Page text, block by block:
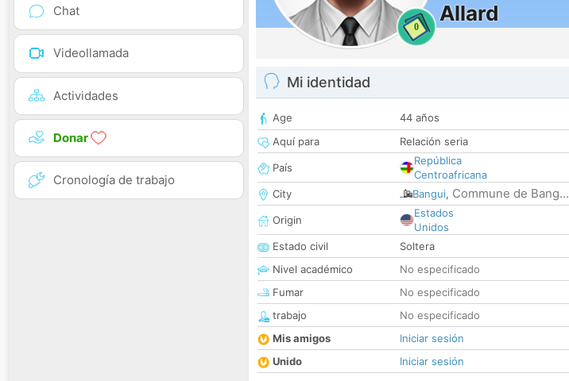
Chat
Videollamada
Actividades
Donar
Cronología de trabajo
0
Allard
Mi identidad
Age
44 años
Aquí para
Relación seria
País
República
Centroafricana
City
Bangui, Commune de Bang...
Origin
Estados
Unidos
Estado civil
Soltera
Nivel académico
No especificado
Fumar
No especificado
trabajo
No especificado
Mis amigos
Iniciar sesión
Unido
Iniciar sesión